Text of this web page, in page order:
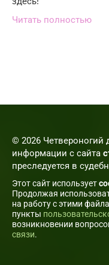
Читать полностью
© 2026 Четвероногий
информации с сайта
преследуется в
Этот сайт использует
Продолжая
на работу с этими
пункты
возникновении
связи.